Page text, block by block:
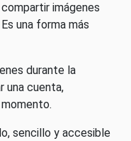
imágenes
una forma más
durante la
una cuenta,
sencillo y accesible